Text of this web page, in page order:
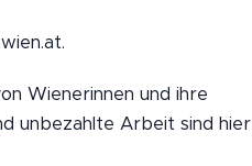
Wienerinnen und ihre
unbezahlte Arbeit sind hier